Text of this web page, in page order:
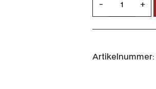
×
- +
Artikelnummer: